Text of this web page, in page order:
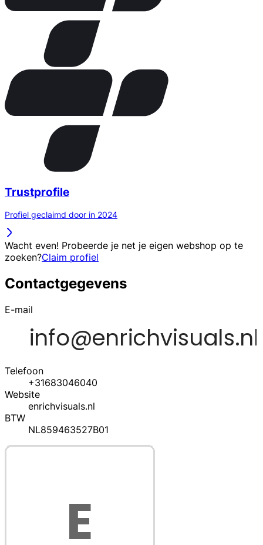
Trustprofile
Profiel geclaimd door in 2024
Wacht even! Probeerde je net je eigen webshop op te
zoeken?Claim profiel
Contactgegevens
E-mail
Telefoon
+31683046040
Website
enrichvisuals.nl
BTW
NL859463527B01